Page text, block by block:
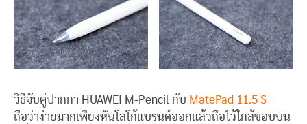
วิธีจับคู่ปากกา HUAWEI M-Pencil กับ MatePad 11.5 S
ถือว่าง่ายมากเพียงหันโลโก้แบรนด์ออกแล้วถือไว้ใกล้ขอบบน